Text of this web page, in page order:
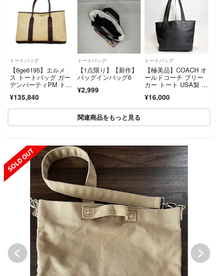
トートバッグ
【6ge6195】エルメ
ス トートバッグ ガー
デンパーティPM トワ
ン シルバー金具 T刻
印【中古】レディース
¥135,840
トートバッグ
【1点限り】【新作】
バッグインバッグ6
¥2,999
トートバッグ
【極美品】COACH オ
ールドコーチ ブリー
カー トート USA製 レ
¥16,000
関連商品をもっと見る
SOLD OUT